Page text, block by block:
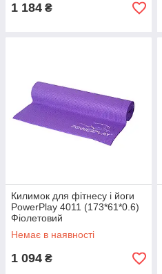
1 184 ₴
Килимок для фітнесу і йоги
PowerPlay 4011 (173*61*0.6)
Фіолетовий
Немає в наявності
1 094 ₴